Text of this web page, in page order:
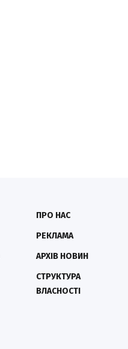
ПРО НАС
РЕКЛАМА
АРХІВ НОВИН
СТРУКТУРА
ВЛАСНОСТІ